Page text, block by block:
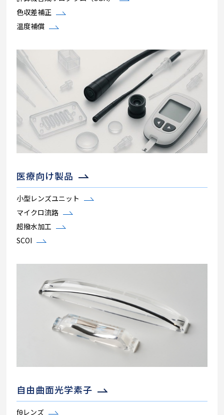
色収差補正
温度補償
医療向け製品
小型レンズユニット
マイクロ流路
超撥水加工
SCOI
自由曲面光学素子
fθレンズ